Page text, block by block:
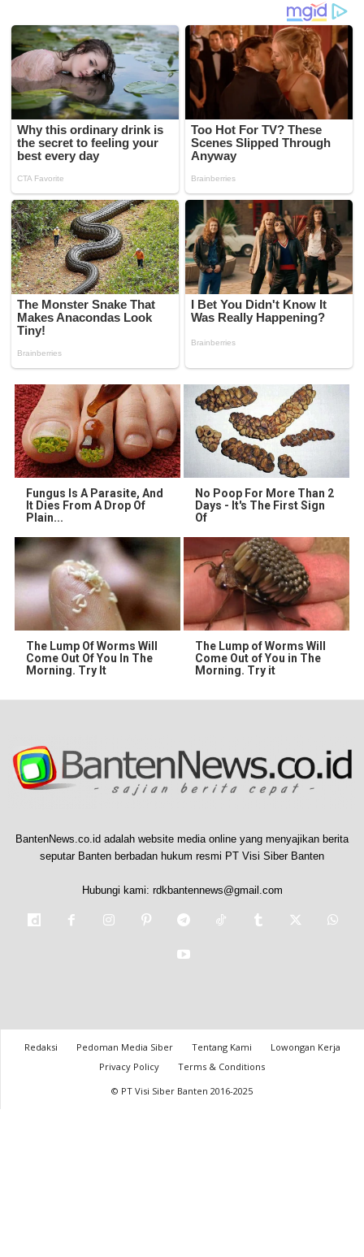
Fungus Is A Parasite, And
It Dies From A Drop Of
Plain...
No Poop For More Than 2
Days - It's The First Sign
Of
The Lump Of Worms Will
Come Out Of You In The
Morning. Try It
The Lump of Worms Will
Come Out of You in The
Morning. Try it
BantenNews.co.id adalah website media online yang menyajikan berita
seputar Banten berbadan hukum resmi PT Visi Siber Banten
Hubungi kami: rdkbantennews@gmail.com
Redaksi Pedoman Media Siber Tentang Kami
Lowongan Kerja
Privacy Policy
Terms & Conditions
© PT Visi Siber Banten 2016-2025